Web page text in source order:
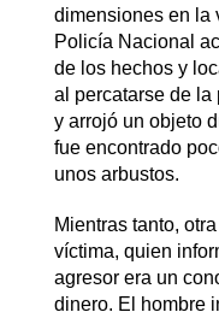
dimensiones en la
Policía Nacional
de los hechos y
al percatarse de
y arrojó un objeto
fue encontrado
unos arbustos.
Mientras tanto,
víctima, quien
agresor era un
dinero. El hombre